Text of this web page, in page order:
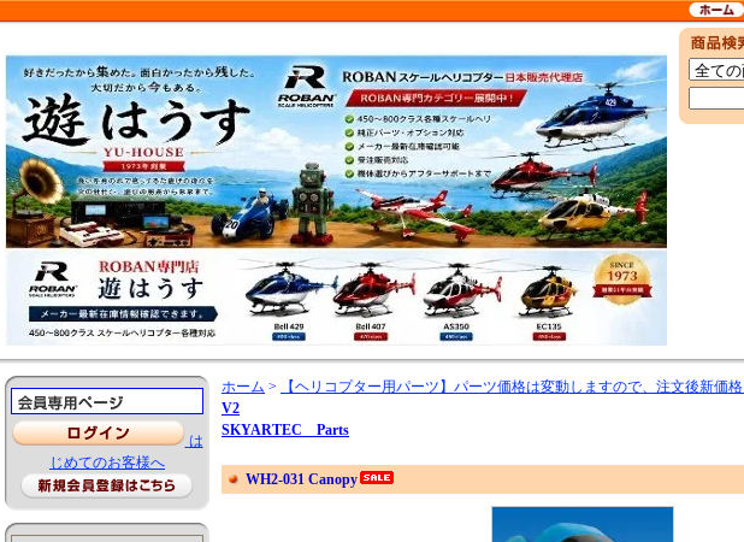
は
じめてのお客様へ
ホーム > 【ヘリコプター用パーツ】パーツ価格は変動しますので、注文後新価格
V2
SKYARTEC Parts
WH2-031 Canopy